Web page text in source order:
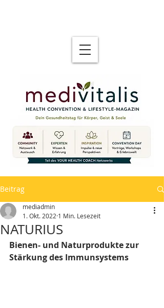
Beitrag
NATURIUS
mediadmin
1. Okt. 2022 1 Min. Lesezeit
Bienen- und Naturprodukte zur
Stärkung des Immunsystems